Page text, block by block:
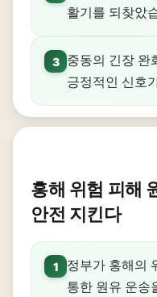
활기를 되찾았
3
중동의 긴장 완
긍정적인 신호
홍해 위험 피해
안전 지킨다
1
정부가 홍해의
통한 원유 운송